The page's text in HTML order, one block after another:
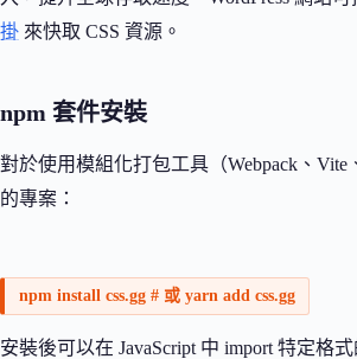
掛 來快取 CSS 資源。
npm 套件安裝
對於使用模組化打包工具（Webpack、Vite
的專案：
npm install css.gg # 或 yarn add css.gg
安裝後可以在 JavaScript 中 import 特定格